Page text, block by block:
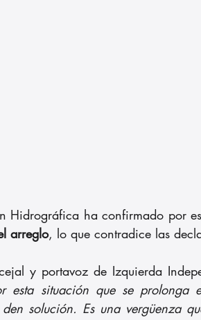
Hidrográfica ha confirmado por
arreglo, lo que contradice las
y portavoz de Izquierda
esta situación que se
solución. Es una vergüenza